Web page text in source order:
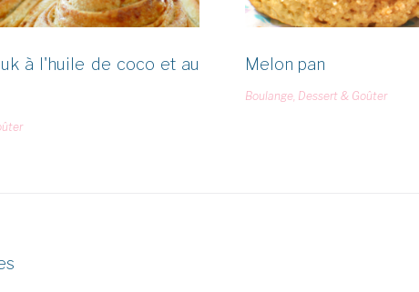
à l'huile de coco et au
Melon pan
Boulange Dessert & Goûter